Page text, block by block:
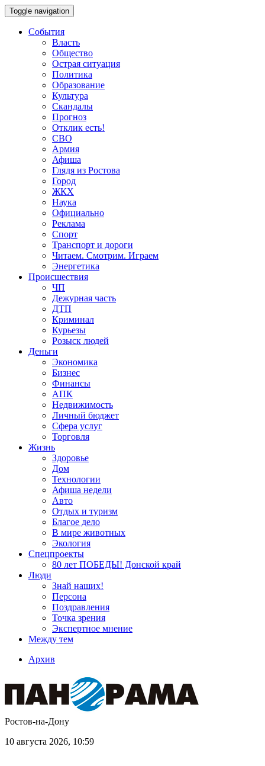
Toggle navigation
События
Власть
Общество
Острая ситуация
Политика
Образование
Культура
Скандалы
Прогноз
Отклик есть!
СВО
Армия
Афиша
Глядя из Ростова
Город
ЖКХ
Наука
Официально
Реклама
Спорт
Транспорт и дороги
Читаем. Смотрим. Играем
Энергетика
Происшествия
ЧП
Дежурная часть
ДТП
Криминал
Курьезы
Розыск людей
Деньги
Экономика
Бизнес
Финансы
АПК
Недвижимость
Личный бюджет
Сфера услуг
Торговля
Жизнь
Здоровье
Дом
Технологии
Афиша недели
Авто
Отдых и туризм
Благое дело
В мире животных
Экология
Спецпроекты
80 лет ПОБЕДЫ! Донской край
Люди
Знай наших!
Персона
Поздравления
Точка зрения
Экспертное мнение
Между тем
Архив
Ростов-на-Дону
10 августа 2026, 10:59